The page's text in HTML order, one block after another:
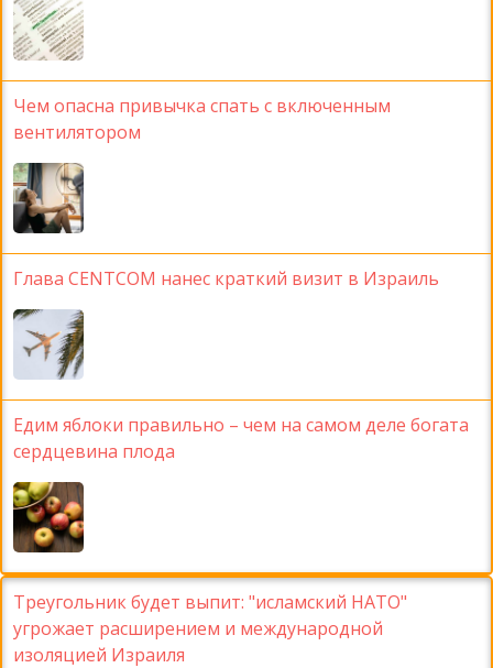
Чем опасна привычка спать с включенным
вентилятором
Глава CENTCOM нанес краткий визит в Израиль
Едим яблоки правильно – чем на самом деле богата
сердцевина плода
Треугольник будет выпит: "исламский НАТО"
угрожает расширением и международной
изоляцией Израиля